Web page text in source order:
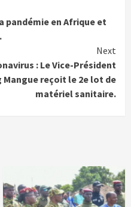
pandémie en Afrique et
Next
: Le Vice-Président
Mangue reçoit le 2e lot de
matériel sanitaire.